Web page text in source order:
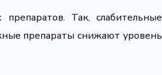
Так, слабительные
препараты снижают уровень